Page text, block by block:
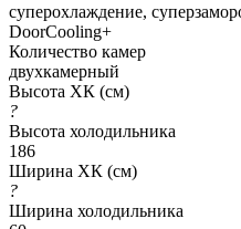
суперохлаждение,
DoorCooling+
Количество камер
двухкамерный
Высота ХК (см)
?
Высота холодильника
186
Ширина ХК (см)
?
Ширина холодильника